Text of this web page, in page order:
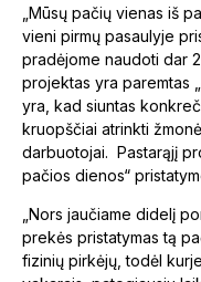
„Mūsų pačių vienas iš
vieni pirmų pasaulyje
pradėjome naudoti dar
projektas yra paremtas
yra, kad siuntas
kruopščiai atrinkti
darbuotojai. Pastarąjį
pačios dienos“
„Nors jaučiame didelį
prekės pristatymas tą
fizinių pirkėjų, todėl